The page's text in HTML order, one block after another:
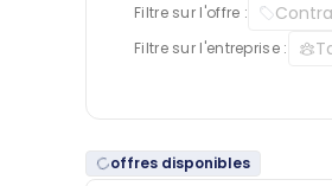
Filtre sur l'offre :
Filtre sur l'entreprise :
offres disponibles